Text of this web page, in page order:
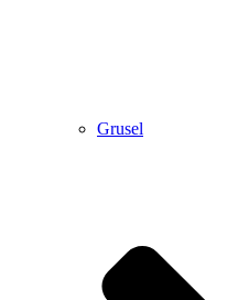
Grusel